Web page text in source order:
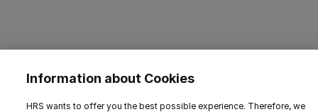
Information about Cookies
HRS wants to offer you the best possible experience. Therefore, we